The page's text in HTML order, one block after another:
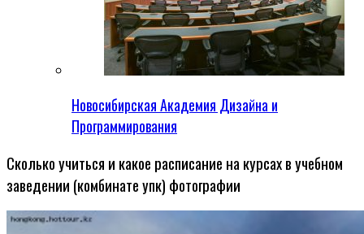
Новосибирская Академия Дизайна и
Программирования
Сколько учиться и какое расписание на курсах в учебном
заведении (комбинате упк) фотографии